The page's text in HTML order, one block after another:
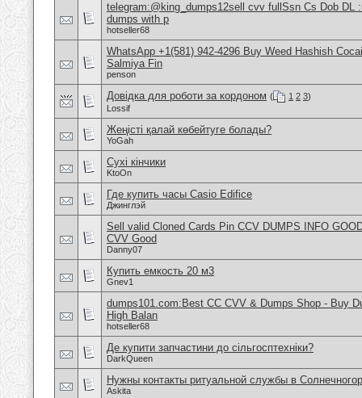
telegram:@king_dumps12sell cvv fullSsn Cs Dob DL
dumps with p
hotseller68
WhatsApp +1(581) 942-4296 Buy Weed Hashish
Salmiya Fin
penson
Довідка для роботи за кордоном ( 1 2 3)
Lossif
Жеңісті қалай көбейтуге болады?
YoGah
Сухі кінчики
KtoOn
Где купить часы Casio Edifice
Джинглэй
Sell valid Cloned Cards Pin CCV DUMPS INFO
CVV Good
Danny07
Купить емкость 20 м3
Gnev1
dumps101.com:Best CC CVV & Dumps Shop - Buy
High Balan
hotseller68
Де купити запчастини до сільгосптехніки?
DarkQueen
Нужны контакты ритуальной службы в
Askita